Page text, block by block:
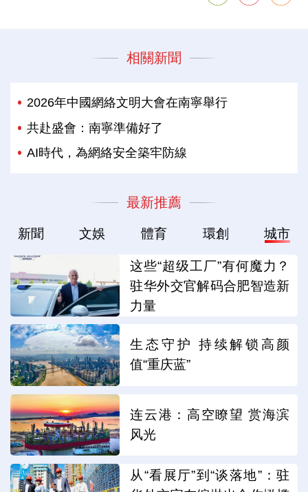
相關新聞
2026年中國網絡文明大會在南寧舉行
共赴盛會：南寧準備好了
AI時代，為網絡安全築牢防線
最新推薦
新聞 文娛 體育 環創 城市
这些“超级工厂”有何魔力？
驻华外交官解码合肥智造新
力量
生态守护 持续解锁高颜
值“重庆蓝”
连云港：高空瞭望 赏海滨
风光
从“看展厅”到“谈落地”：驻